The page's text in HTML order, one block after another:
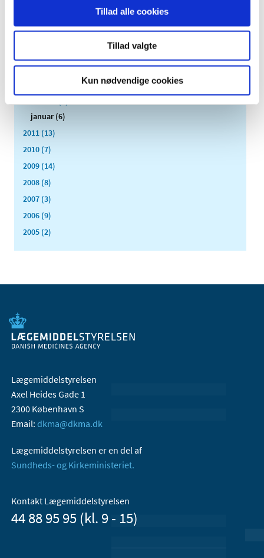
Tillad alle cookies
Tillad valgte
Kun nødvendige cookies
juli (5)
april (3)
januar (6)
2011 (13)
2010 (7)
2009 (14)
2008 (8)
2007 (3)
2006 (9)
2005 (2)
Lægemiddelstyrelsen
Axel Heides Gade 1
2300 København S
Email: dkma@dkma.dk
Lægemiddelstyrelsen er en del af
Sundheds- og Kirkeministeriet.
Kontakt Lægemiddelstyrelsen
44 88 95 95 (kl. 9 - 15)